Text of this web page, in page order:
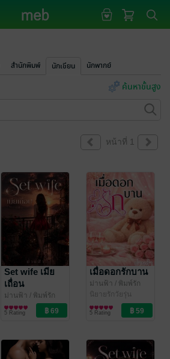
สำนักพิมพ์ นักเขียน นักพากย์
ค้นหาขั้นสูง
หน้าที่ 1
Set wife เมีย
เถื่อน
ม่านฟ้า / พิมพ์รัก
ด้วยอักษร
นิยายโรมานซ์
5 Rating
เมื่อดอกรักบาน
ม่านฟ้า / พิมพ์รัก
ด้วยอักษร
นิยายรักวัยรุ่น
5 Rating